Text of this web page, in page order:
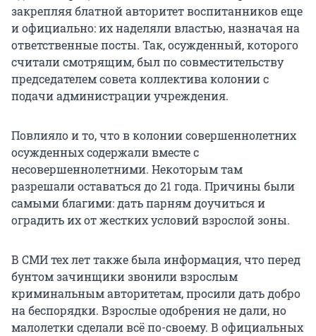
закрепляя блатной авторитет воспитанников еще
и официально: их наделяли властью, назначая на
ответственные посты. Так, осужденный, которого
считали смотрящим, был по совместительству
председателем совета коллектива колонии с
подачи администрации учреждения.
Повлияло и то, что в колонии совершеннолетних
осужденных содержали вместе с
несовершеннолетними. Некоторым там
разрешали оставаться до 21 года. Причины были
самыми благими: дать парням доучиться и
оградить их от жестких условий взрослой зоны.
В СМИ тех лет также была информация, что перед
бунтом зачинщики звонили взрослым
криминальным авторитетам, просили дать добро
на беспорядки. Взрослые одобрения не дали, но
малолетки сделали всё по-своему. В официальных